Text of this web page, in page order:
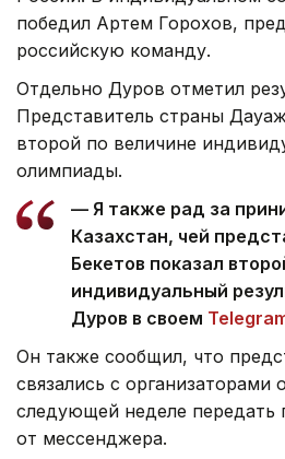
победил Артем Горохов,
российскую команду.
Отдельно Дуров отметил
Представитель страны
второй по величине
олимпиады.
— Я также рад за
Казахстан, чей
Бекетов показал
индивидуальный
Дуров в своем
Он также сообщил, что
связались с
следующей неделе передать
от мессенджера.